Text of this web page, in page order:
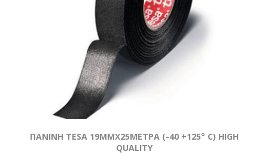
ΠΑΝΙΝH ΤΕSA 19MMΧ25ΜΕΤΡΑ (-40 +125° C) HIGH
QUALITY